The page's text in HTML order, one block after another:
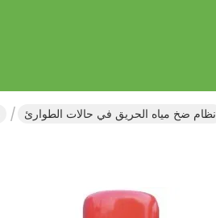
نظام ضخ مياه الحريق في حالات الطوارئ